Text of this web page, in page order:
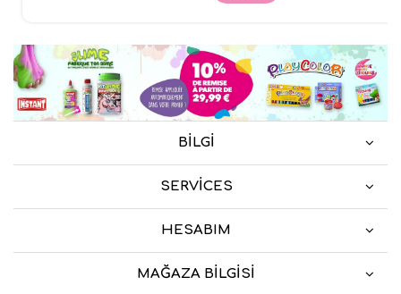
BILGI
SERVICES
HESABIM
MAĞAZA BILGISI